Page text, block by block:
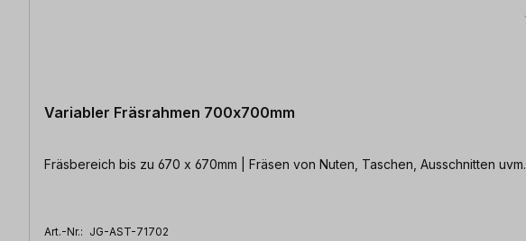
Variabler Fräsrahmen 700x700mm
Fräsbereich bis zu 670 x 670mm | Fräsen von Nuten, Taschen, Ausschnitten uvm.
Art.-Nr.: JG-AST-71702